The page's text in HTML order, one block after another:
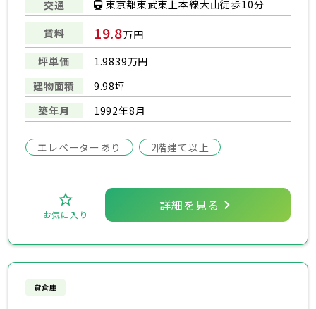
交通
東京都東武東上本線大山徒歩10分
賃料 19.8万円
坪単価
1.9839万円
建物面積
9.98坪
築年月
1992年8月
エレベーターあり 2階建て以上
お気に入り
詳細を見る
貸倉庫